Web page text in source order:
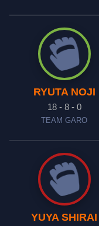
RYUTA NOJI
18 - 8 - 0
TEAM GARO
YUYA SHIRAI